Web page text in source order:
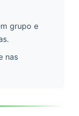
grupo e
nas